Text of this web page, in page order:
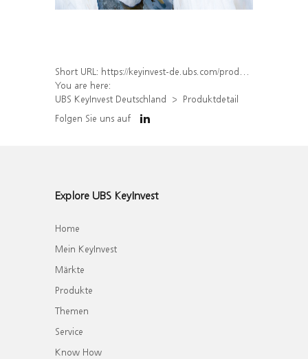
Short URL: https://keyinvest-de.ubs.com/produkt/detail/index/isin/DE000WA6EGF6
You are here:
UBS KeyInvest Deutschland
Produktdetail
Folgen Sie uns auf
Explore UBS KeyInvest
Home
Mein KeyInvest
Märkte
Produkte
Themen
Service
Know How